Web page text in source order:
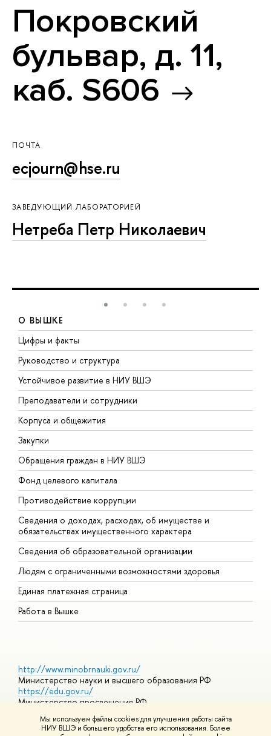
Мы используем файлы cookies для улучшения работы сайта
НИУ ВШЭ и большего удобства его использования. Более
Покровский
бульвар, д. 11,
каб. S606
ПОЧТА
ecjourn@hse.ru
ЗАВЕДУЮЩИЙ ЛАБОРАТОРИЕЙ
Нетреба Петр Николаевич
О ВЫШКЕ
Цифры и факты
Руководство и структура
Устойчивое развитие в НИУ ВШЭ
Преподаватели и сотрудники
Корпуса и общежития
Закупки
Обращения граждан в НИУ ВШЭ
Фонд целевого капитала
Противодействие коррупции
Сведения о доходах, расходах, об имуществе и
обязательствах имущественного характера
Сведения об образовательной организации
Людям с ограниченными возможностями здоровья
Единая платежная страница
Работа в Вышке
http://www.minobrnauki.gov.ru/
Министерство науки и высшего образования РФ
https://edu.gov.ru/
Министерство просвещения РФ
https://elearning.hse.ru/mooc
Массовые открытые онлайн-курсы